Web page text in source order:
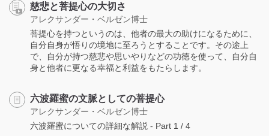
慈悲と菩提心の大切さ
アレクサンダー・ベルゼン博士
菩提心を持つというのは、他者の最大の助けになるために、
自分自身が悟りの境地に至ろうとすることです。その途上
で、自分が持つ慈悲や思いやりなどの功徳を使って、自分自
身と他者に更なる幸福と利益をもたらします。
六波羅蜜の文脈としての菩提心
アレクサンダー・ベルゼン博士
六波羅蜜についての詳細な解説 - Part 1 / 4